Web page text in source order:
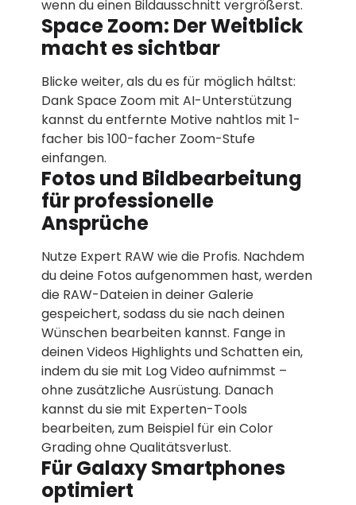
wenn du einen Bildausschnitt vergrößerst.
Space Zoom: Der Weitblick
macht es sichtbar
Blicke weiter, als du es für möglich hältst:
Dank Space Zoom mit AI-Unterstützung
kannst du entfernte Motive nahtlos mit 1-
facher bis 100-facher Zoom-Stufe
einfangen.
Fotos und Bildbearbeitung
für professionelle
Ansprüche
Nutze Expert RAW wie die Profis. Nachdem
du deine Fotos aufgenommen hast, werden
die RAW-Dateien in deiner Galerie
gespeichert, sodass du sie nach deinen
Wünschen bearbeiten kannst. Fange in
deinen Videos Highlights und Schatten ein,
indem du sie mit Log Video aufnimmst –
ohne zusätzliche Ausrüstung. Danach
kannst du sie mit Experten-Tools
bearbeiten, zum Beispiel für ein Color
Grading ohne Qualitätsverlust.
Für Galaxy Smartphones
optimiert